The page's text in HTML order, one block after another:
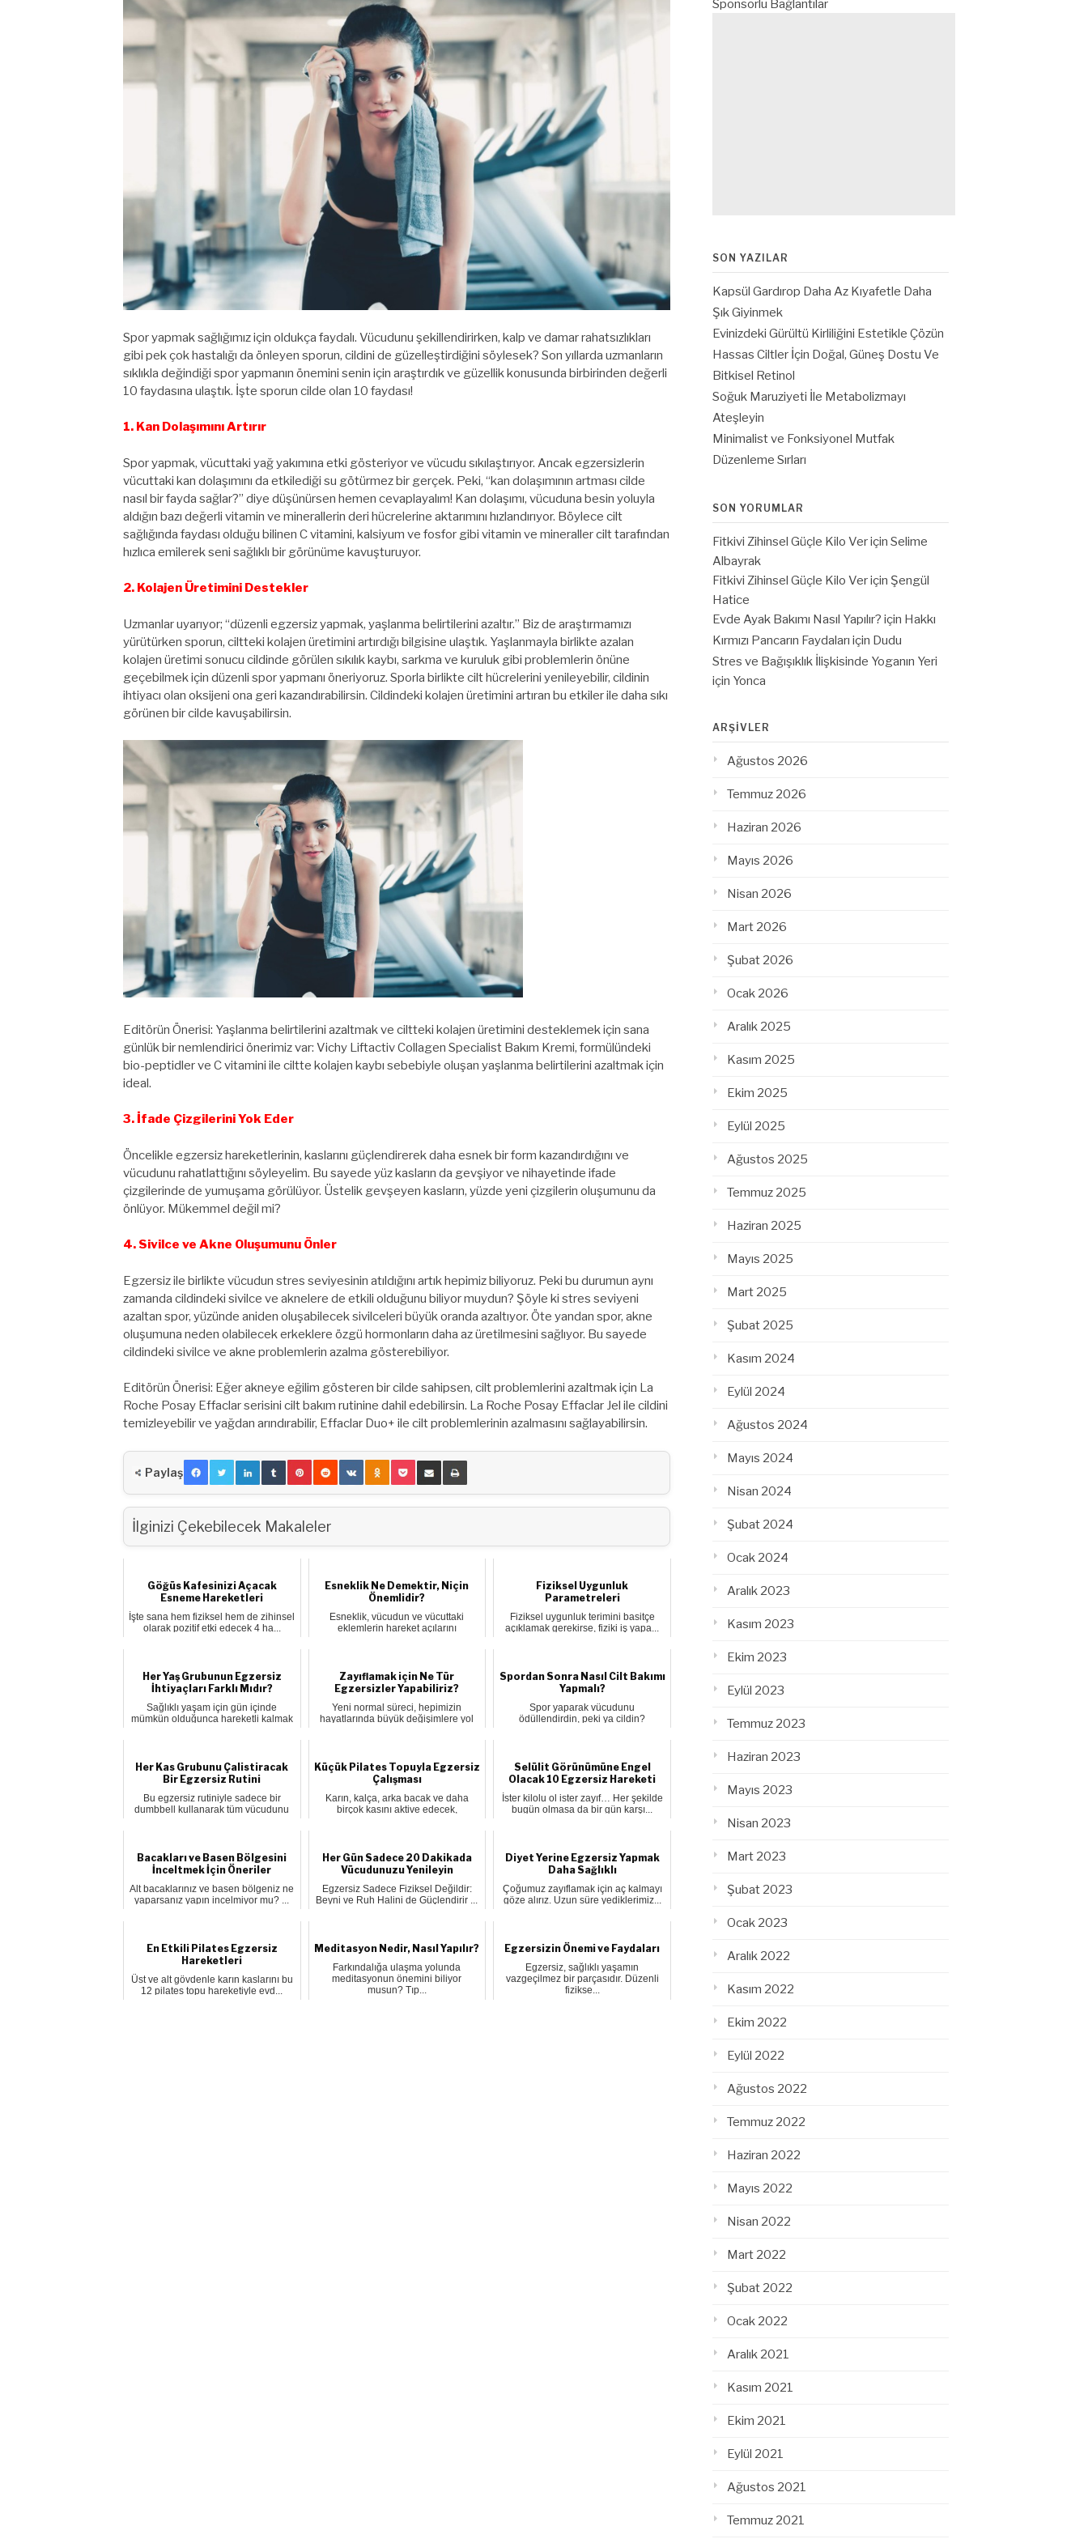
Spor yapmak sağlığımız için oldukça faydalı. Vücudunu şekillendirirken, kalp ve damar rahatsızlıkları
gibi pek çok hastalığı da önleyen sporun, cildini de güzelleştirdiğini söylesek? Son yıllarda uzmanların
sıklıkla değindiği spor yapmanın önemini senin için araştırdık ve güzellik konusunda birbirinden değerli
10 faydasına ulaştık. İşte sporun cilde olan 10 faydası!
1. Kan Dolaşımını Artırır
Spor yapmak, vücuttaki yağ yakımına etki gösteriyor ve vücudu sıkılaştırıyor. Ancak egzersizlerin
vücuttaki kan dolaşımını da etkilediği su götürmez bir gerçek. Peki, “kan dolaşımının artması cilde
nasıl bir fayda sağlar?” diye düşünürsen hemen cevaplayalım! Kan dolaşımı, vücuduna besin yoluyla
aldığın bazı değerli vitamin ve minerallerin deri hücrelerine aktarımını hızlandırıyor. Böylece cilt
sağlığında faydası olduğu bilinen C vitamini, kalsiyum ve fosfor gibi vitamin ve mineraller cilt tarafından
hızlıca emilerek seni sağlıklı bir görünüme kavuşturuyor.
2. Kolajen Üretimini Destekler
Uzmanlar uyarıyor; “düzenli egzersiz yapmak, yaşlanma belirtilerini azaltır.” Biz de araştırmamızı
yürütürken sporun, ciltteki kolajen üretimini artırdığı bilgisine ulaştık. Yaşlanmayla birlikte azalan
kolajen üretimi sonucu cildinde görülen sıkılık kaybı, sarkma ve kuruluk gibi problemlerin önüne
geçebilmek için düzenli spor yapmanı öneriyoruz. Sporla birlikte cilt hücrelerini yenileyebilir, cildinin
ihtiyacı olan oksijeni ona geri kazandırabilirsin. Cildindeki kolajen üretimini artıran bu etkiler ile daha sıkı
görünen bir cilde kavuşabilirsin.
Editörün Önerisi: Yaşlanma belirtilerini azaltmak ve ciltteki kolajen üretimini desteklemek için sana
günlük bir nemlendirici önerimiz var: Vichy Liftactiv Collagen Specialist Bakım Kremi, formülündeki
bio-peptidler ve C vitamini ile ciltte kolajen kaybı sebebiyle oluşan yaşlanma belirtilerini azaltmak için
ideal.
3. İfade Çizgilerini Yok Eder
Öncelikle egzersiz hareketlerinin, kaslarını güçlendirerek daha esnek bir form kazandırdığını ve
vücudunu rahatlattığını söyleyelim. Bu sayede yüz kasların da gevşiyor ve nihayetinde ifade
çizgilerinde de yumuşama görülüyor. Üstelik gevşeyen kasların, yüzde yeni çizgilerin oluşumunu da
önlüyor. Mükemmel değil mi?
4. Sivilce ve Akne Oluşumunu Önler
Egzersiz ile birlikte vücudun stres seviyesinin atıldığını artık hepimiz biliyoruz. Peki bu durumun aynı
zamanda cildindeki sivilce ve aknelere de etkili olduğunu biliyor muydun? Şöyle ki stres seviyeni
azaltan spor, yüzünde aniden oluşabilecek sivilceleri büyük oranda azaltıyor. Öte yandan spor, akne
oluşumuna neden olabilecek erkeklere özgü hormonların daha az üretilmesini sağlıyor. Bu sayede
cildindeki sivilce ve akne problemlerin azalma gösterebiliyor.
Editörün Önerisi: Eğer akneye eğilim gösteren bir cilde sahipsen, cilt problemlerini azaltmak için La
Roche Posay Effaclar serisini cilt bakım rutinine dahil edebilirsin. La Roche Posay Effaclar Jel ile cildini
temizleyebilir ve yağdan arındırabilir, Effaclar Duo+ ile cilt problemlerinin azalmasını sağlayabilirsin.
Paylaş
İlginizi Çekebilecek Makaleler
Göğüs Kafesinizi Açacak
Esneme Hareketleri
İşte sana hem fiziksel hem de zihinsel
olarak pozitif etki edecek 4 ha...
Esneklik Ne Demektir, Niçin
Önemlidir?
Esneklik, vücudun ve vücuttaki
eklemlerin hareket açılarını
Fiziksel Uygunluk
Parametreleri
Fiziksel uygunluk terimini basitçe
açıklamak gerekirse, fiziki iş yapa...
Her Yaş Grubunun Egzersiz
İhtiyaçları Farklı Mıdır?
Sağlıklı yaşam için gün içinde
mümkün olduğunca hareketli kalmak
Zayıflamak için Ne Tür
Egzersizler Yapabiliriz?
Yeni normal süreci, hepimizin
hayatlarında büyük değişimlere yol
Spordan Sonra Nasıl Cilt Bakımı
Yapmalı?
Spor yaparak vücudunu
ödüllendirdin, peki ya cildin?
Her Kas Grubunu Çalistiracak
Bir Egzersiz Rutini
Bu egzersiz rutiniyle sadece bir
dumbbell kullanarak tüm vücudunu
Küçük Pilates Topuyla Egzersiz
Çalışması
Karın, kalça, arka bacak ve daha
birçok kasını aktive edecek,
Selülit Görünümüne Engel
Olacak 10 Egzersiz Hareketi
İster kilolu ol ister zayıf… Her şekilde
bugün olmasa da bir gün karşı...
Bacakları ve Basen Bölgesini
İnceltmek İçin Öneriler
Alt bacaklarınız ve basen bölgeniz ne
yaparsanız yapın incelmiyor mu? ...
Her Gün Sadece 20 Dakikada
Vücudunuzu Yenileyin
Egzersiz Sadece Fiziksel Değildir:
Beyni ve Ruh Halini de Güçlendirir ...
Diyet Yerine Egzersiz Yapmak
Daha Sağlıklı
Çoğumuz zayıflamak için aç kalmayı
göze alırız. Uzun süre yediklerimiz...
En Etkili Pilates Egzersiz
Hareketleri
Üst ve alt gövdenle karın kaslarını bu
12 pilates topu hareketiyle evd...
Meditasyon Nedir, Nasıl Yapılır?
Farkındalığa ulaşma yolunda
meditasyonun önemini biliyor
musun? Tıp...
Egzersizin Önemi ve Faydaları
Egzersiz, sağlıklı yaşamın
vazgeçilmez bir parçasıdır. Düzenli
fizikse...
Sponsorlu Bağlantılar
SON YAZILAR
Kapsül Gardırop Daha Az Kıyafetle Daha
Şık Giyinmek
Evinizdeki Gürültü Kirliliğini Estetikle Çözün
Hassas Ciltler İçin Doğal, Güneş Dostu Ve
Bitkisel Retinol
Soğuk Maruziyeti İle Metabolizmayı
Ateşleyin
Minimalist ve Fonksiyonel Mutfak
Düzenleme Sırları
SON YORUMLAR
Fitkivi Zihinsel Güçle Kilo Veriçin Selime
Albayrak
Fitkivi Zihinsel Güçle Kilo Veriçin Şengül
Hatice
Evde Ayak Bakımı Nasıl Yapılır? için Hakkı
Kırmızı Pancarın Faydaları için Dudu
Stres ve Bağışıklık İlişkisinde Yoganın Yeri
için Yonca
ARŞIVLER
Ağustos 2026
Temmuz 2026
Haziran 2026
Mayıs 2026
Nisan 2026
Mart 2026
Şubat 2026
Ocak 2026
Aralık 2025
Kasım 2025
Ekim 2025
Eylül 2025
Ağustos 2025
Temmuz 2025
Haziran 2025
Mayıs 2025
Mart 2025
Şubat 2025
Kasım 2024
Eylül 2024
Ağustos 2024
Mayıs 2024
Nisan 2024
Şubat 2024
Ocak 2024
Aralık 2023
Kasım 2023
Ekim 2023
Eylül 2023
Temmuz 2023
Haziran 2023
Mayıs 2023
Nisan 2023
Mart 2023
Şubat 2023
Ocak 2023
Aralık 2022
Kasım 2022
Ekim 2022
Eylül 2022
Ağustos 2022
Temmuz 2022
Haziran 2022
Mayıs 2022
Nisan 2022
Mart 2022
Şubat 2022
Ocak 2022
Aralık 2021
Kasım 2021
Ekim 2021
Eylül 2021
Ağustos 2021
Temmuz 2021